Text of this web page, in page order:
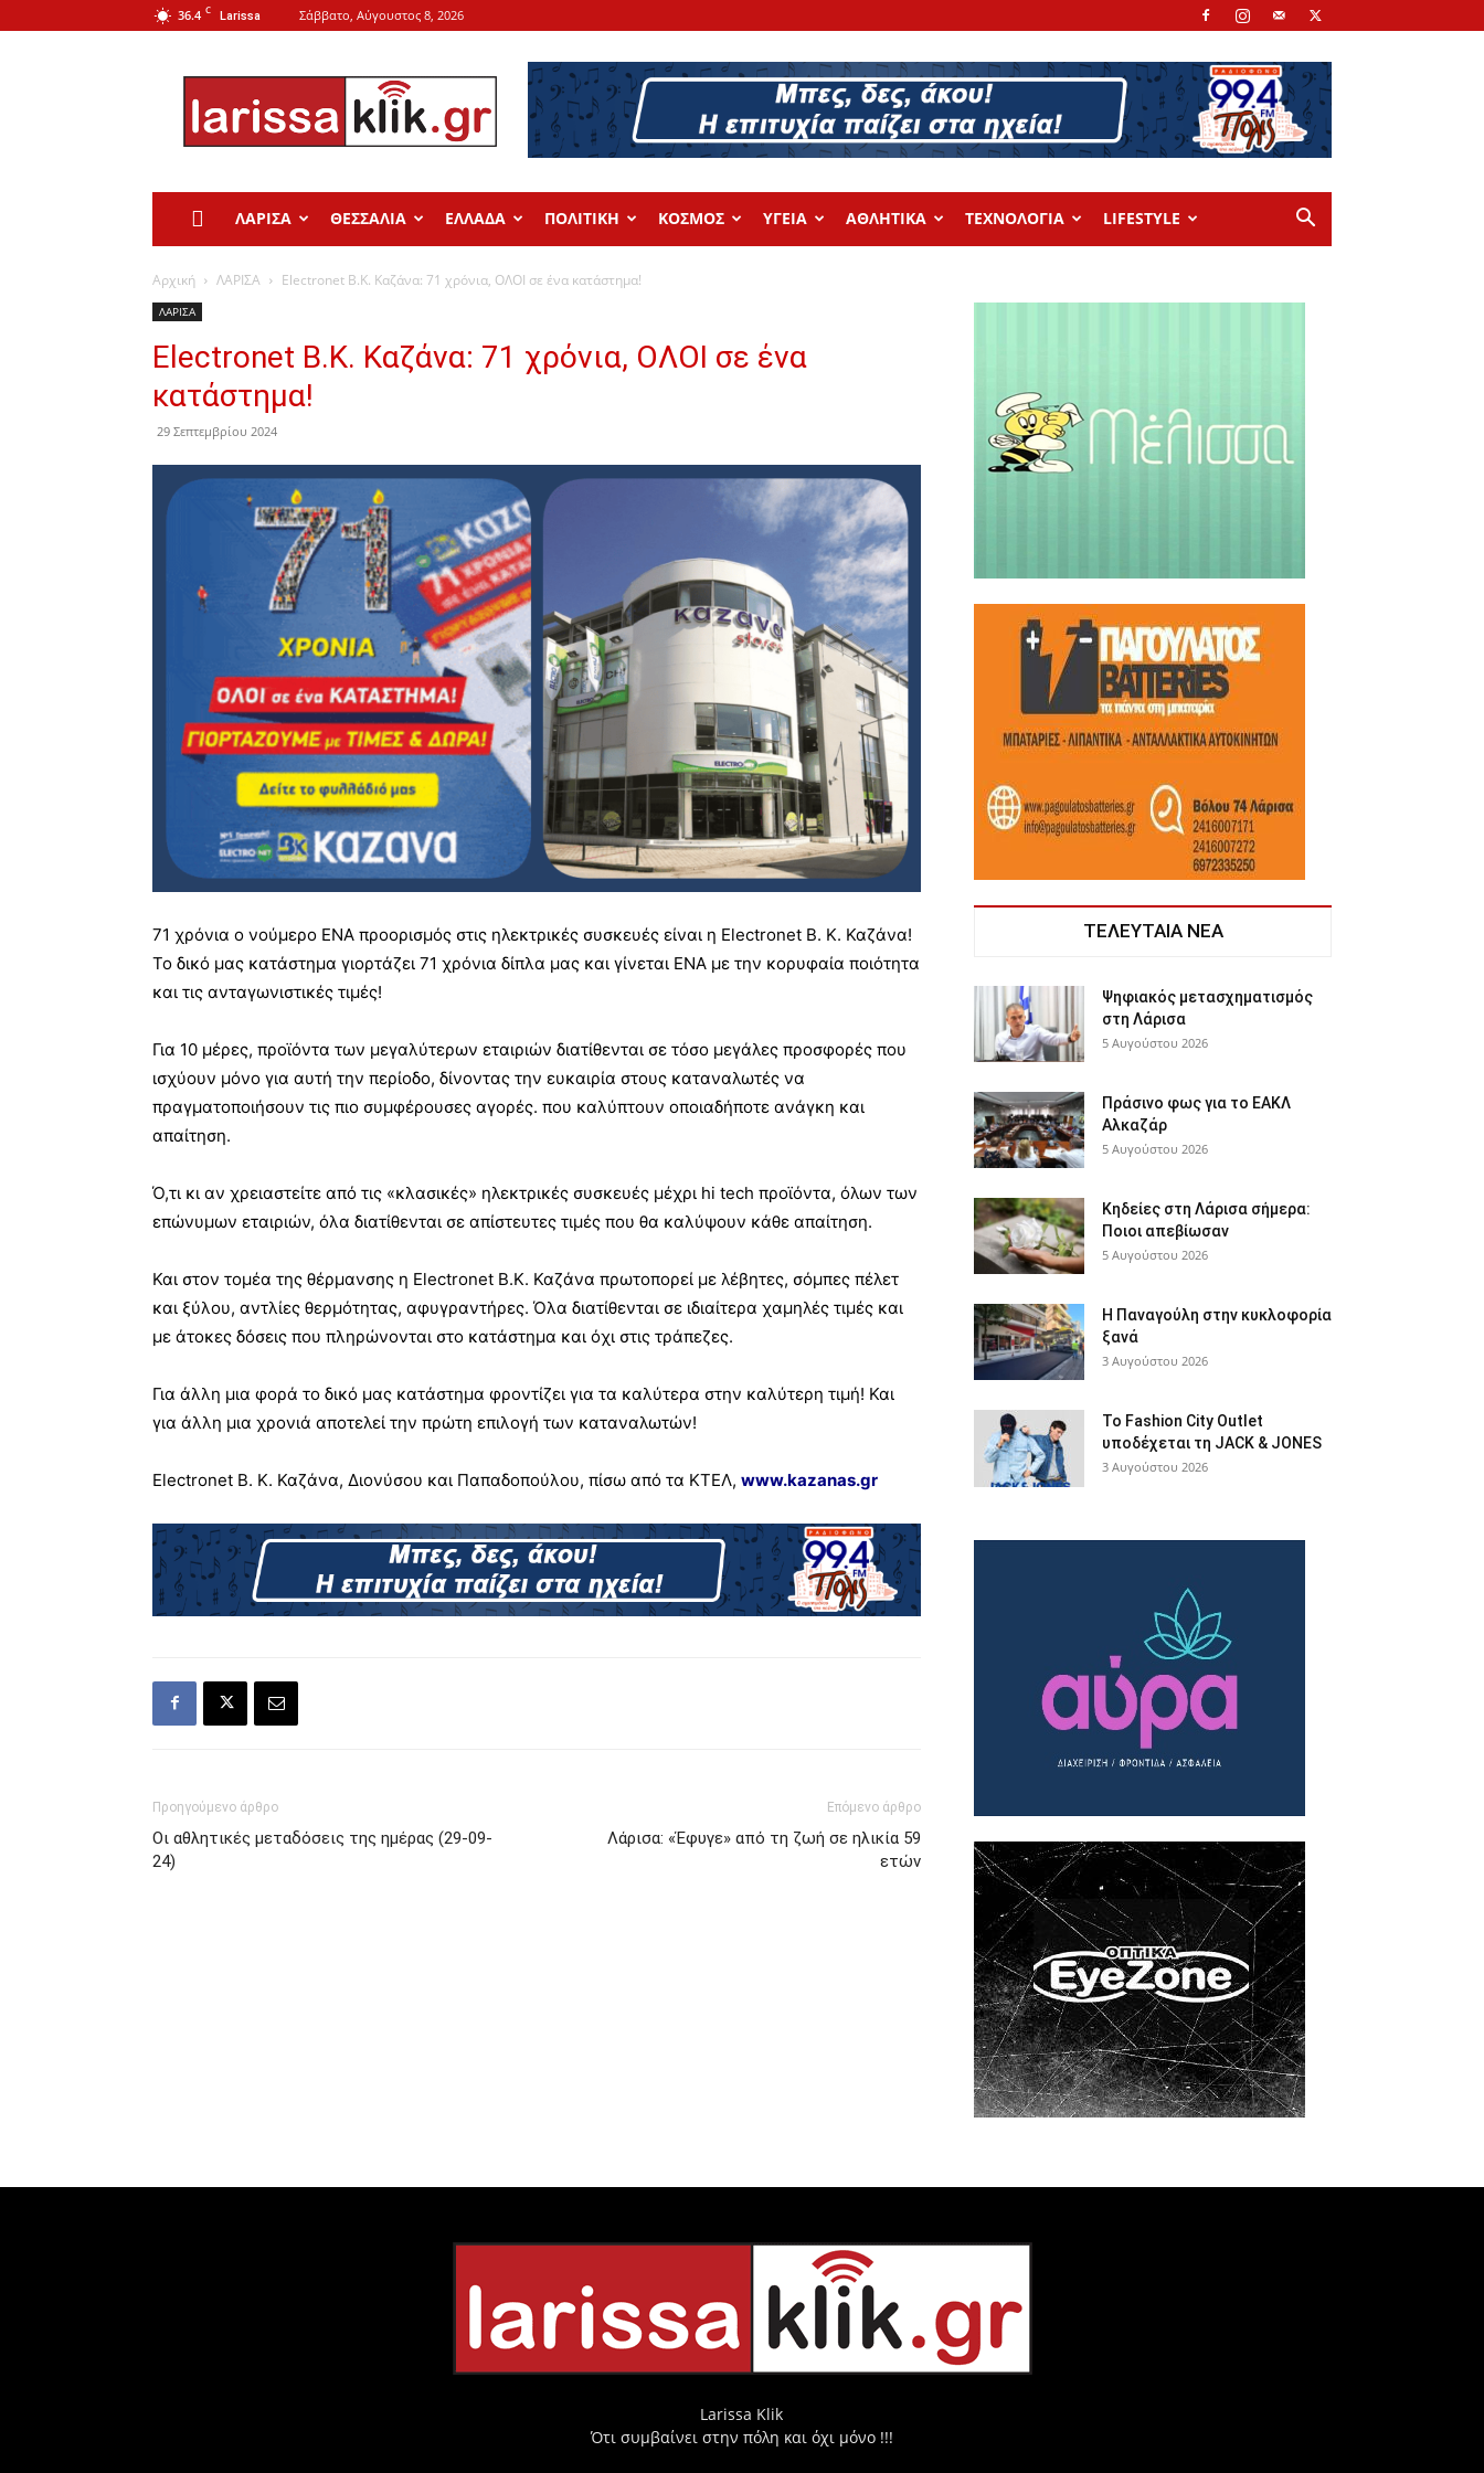
36.4 C Larissa Σάββατο, Αύγουστος 8, 2026
Larissa
ΛΑΡΙΣΑ ΘΕΣΣΑΛΙΑ ΕΛΛΑΔΑ ΠΟΛΙΤΙΚΗ ΚΟΣΜΟΣ ΥΓΕΙΑ ΑΘΛΗΤΙΚΑ ΤΕΧΝΟΛΟΓΙΑ LIFESTYLE
Αρχική ΛΑΡΙΣΑ Electronet Β.Κ. Καζάνα: 71 χρόνια, ΟΛΟΙ σε ένα κατάστημα!
ΛΑΡΙΣΑ
Electronet Β.Κ. Καζάνα: 71 χρόνια, ΟΛΟΙ σε ένα
κατάστημα!
29 Σεπτεμβρίου 2024
71 χρόνια ο νούμερο ΕΝΑ προορισμός στις ηλεκτρικές συσκευές είναι η Electronet Β. Κ. Καζάνα!
Το δικό μας κατάστημα γιορτάζει 71 χρόνια δίπλα μας και γίνεται ΕΝΑ με την κορυφαία ποιότητα
και τις ανταγωνιστικές τιμές!
Για 10 μέρες, προϊόντα των μεγαλύτερων εταιριών διατίθενται σε τόσο μεγάλες προσφορές που
ισχύουν μόνο για αυτή την περίοδο, δίνοντας την ευκαιρία στους καταναλωτές να
πραγματοποιήσουν τις πιο συμφέρουσες αγορές. που καλύπτουν οποιαδήποτε ανάγκη και
απαίτηση.
Ό,τι κι αν χρειαστείτε από τις «κλασικές» ηλεκτρικές συσκευές μέχρι hi tech προϊόντα, όλων των
επώνυμων εταιριών, όλα διατίθενται σε απίστευτες τιμές που θα καλύψουν κάθε απαίτηση.
Και στον τομέα της θέρμανσης η Electronet B.K. Καζάνα πρωτοπορεί με λέβητες, σόμπες πέλετ
και ξύλου, αντλίες θερμότητας, αφυγραντήρες. Όλα διατίθενται σε ιδιαίτερα χαμηλές τιμές και
με άτοκες δόσεις που πληρώνονται στο κατάστημα και όχι στις τράπεζες.
Για άλλη μια φορά το δικό μας κατάστημα φροντίζει για τα καλύτερα στην καλύτερη τιμή! Και
για άλλη μια χρονιά αποτελεί την πρώτη επιλογή των καταναλωτών!
Electronet Β. Κ. Καζάνα, Διονύσου και Παπαδοπούλου, πίσω από τα ΚΤΕΛ, www.kazanas.gr
Προηγούμενο άρθρο
Οι αθλητικές μεταδόσεις της ημέρας (29-09-
24)
Επόμενο άρθρο
Λάρισα: «Έφυγε» από τη ζωή σε ηλικία 59
ετών
ΤΕΛΕΥΤΑΙΑ ΝΕΑ
Ψηφιακός μετασχηματισμός
στη Λάρισα
5 Αυγούστου 2026
Πράσινο φως για το ΕΑΚΛ
Αλκαζάρ
5 Αυγούστου 2026
Κηδείες στη Λάρισα σήμερα:
Ποιοι απεβίωσαν
5 Αυγούστου 2026
Η Παναγούλη στην κυκλοφορία
ξανά
3 Αυγούστου 2026
Το Fashion City Outlet
υποδέχεται τη JACK & JONES
3 Αυγούστου 2026
Larissa Klik
Ότι συμβαίνει στην πόλη και όχι μόνο !!!